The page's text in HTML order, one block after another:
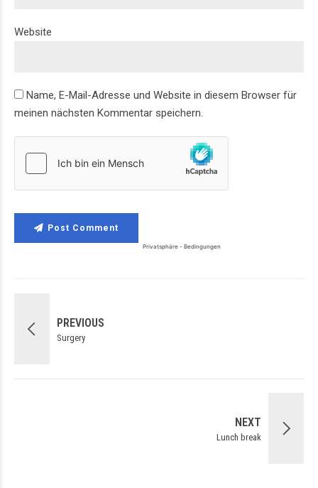
Website
Name, E-Mail-Adresse und Website in diesem Browser für
meinen nächsten Kommentar speichern.
Post Comment
PREVIOUS
Surgery
NEXT
Lunch break